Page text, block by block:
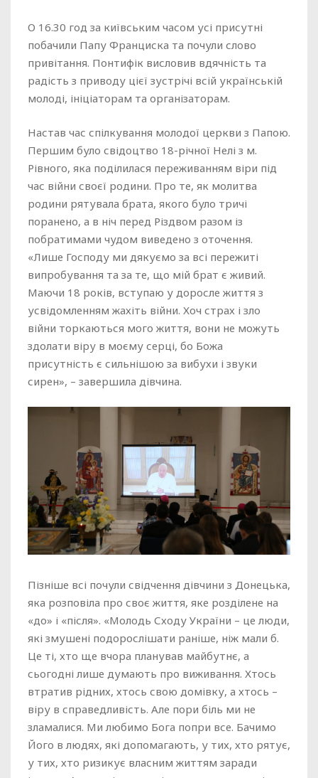
О 16.30 год за київським часом усі присутні
побачили Папу Франциска та почули слово
привітання. Понтифік висловив вдячність та
радість з приводу цієї зустрічі всій українській
молоді, ініціаторам та організаторам.
Настав час спілкування молодої церкви з Папою.
Першим було свідоцтво 18-річної Нелі з м.
Рівного, яка поділилася переживанням віри під
час війни своєї родини. Про те, як молитва
родини рятувала брата, якого було тричі
поранено, а в ніч перед Різдвом разом із
побратимами чудом виведено з оточення.
«Лише Господу ми дякуємо за всі пережиті
випробування та за те, що мій брат є живий.
Маючи 18 років, вступаю у доросле життя з
усвідомленням жахіть війни. Хоч страх і зло
війни торкаються мого життя, вони не можуть
здолати віру в моєму серці, бо Божа
присутність є сильнішою за вибухи і звуки
сирен», – завершила дівчина.
Пізніше всі почули свідчення дівчини з Донецька,
яка розповіла про своє життя, яке розділене на
«до» і «після». «Молодь Сходу України – це люди,
які змушені подорослішати раніше, ніж мали б.
Це ті, хто ще вчора планував майбутнє, а
сьогодні лише думають про виживання. Хтось
втратив рідних, хтось свою домівку, а хтось –
віру в справедливість. Але пори біль ми не
зламалися. Ми любимо Бога попри все. Бачимо
Його в людях, які допомагають, у тих, хто рятує,
у тих, хто ризикує власним життям заради